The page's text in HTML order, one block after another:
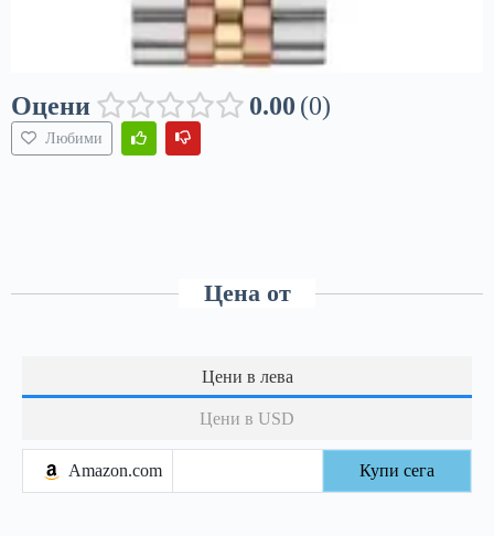
Оцени 0.00 0
Любими
Цена от
Цени в лева
Цени в USD
Amazon.com Купи сега